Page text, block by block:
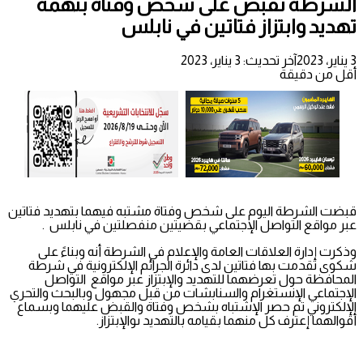
الشرطة تقبض على شخص وفتاة بتهمة
تهديد وابتزاز فتاتين في نابلس
3 يناير، 2023
آخر تحديث: 3 يناير، 2023
أقل من دقيقة
قبضت الشرطة اليوم على شخص وفتاة مشتبه فيهما بتهديد فتاتين
عبر مواقع التواصل الإجتماعي بقضيتين منفصلتين في نابلس .
وذكرت إدارة العلاقات العامة والإعلام في الشرطة أنه وبناءً على
شكوى تقدمت بها فتاتين لدى دائرة الجرائم الإلكترونية في شرطة
المحافظة حول تعرضهما للتهديد والإبتزاز عبر مواقع التواصل
الإجتماعي الإنستغرام والسنابشات من قبل مجهول وبالبحث والتحري
الإلكتروني تم حصر الإشتباه بشخص وفتاة والقبض عليهما وبسماع
أقوالهما إعترف كل منهما بقيامه بالتهديد ىوالإبتزاز.